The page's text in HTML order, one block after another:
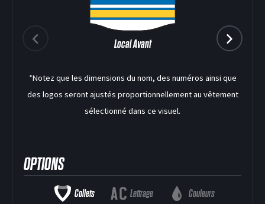
Local Avant
*Notez que les dimensions du nom, des numéros ainsi que
des logos seront ajustés proportionnellement au vêtement
sélectionné dans ce visuel.
OPTIONS
Collets Lettrage Couleurs